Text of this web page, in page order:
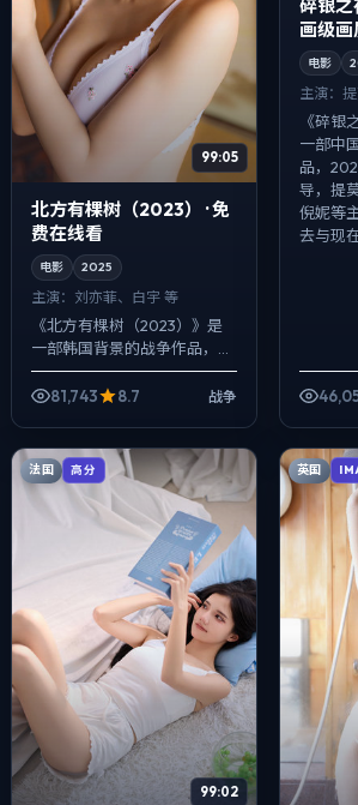
99:05
北方有棵树（2023） · 免
费在线看
电影 2025
主演： 刘亦菲、白宇 等
《北方有棵树（2023）》是
一部韩国背景的战争作品，
2025年公映，由文牧野执
导，刘亦菲、白宇、松田龙平
81,743 8.7 战争
碎银之
画级画
电影
主演：
《碎银
一部中
品，
导，提
倪妮等
去与现在
法国 高分
99:02
英国